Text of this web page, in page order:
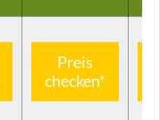
Preis
checken*